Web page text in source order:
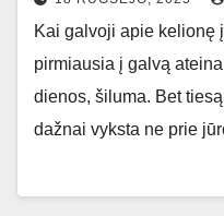
Kai galvoji apie kelionę
pirmiausia į galvą
dienos, šiluma. Bet
dažnai vyksta ne prie